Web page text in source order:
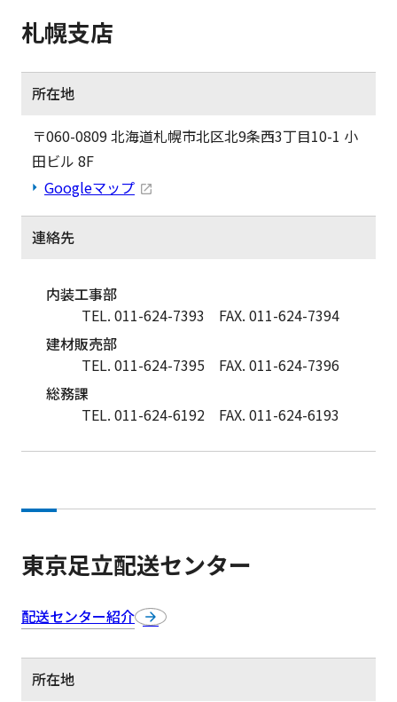
札幌支店
所在地
〒060-0809 北海道札幌市北区北9条西3丁目10-1 小
田ビル 8F
Googleマップ
連絡先
内装工事部
TEL. 011-624-7393 FAX. 011-624-7394
建材販売部
TEL. 011-624-7395 FAX. 011-624-7396
総務課
TEL. 011-624-6192 FAX. 011-624-6193
東京足立配送センター
配送センター紹介
所在地